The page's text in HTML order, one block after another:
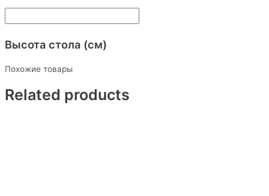
Высота стола (см)
Похожие товары
Related products